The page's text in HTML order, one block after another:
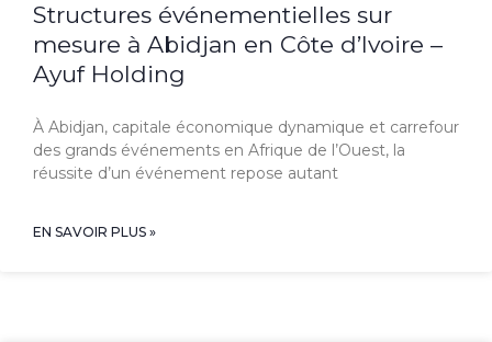
Structures événementielles sur
mesure à Abidjan en Côte d’Ivoire –
Ayuf Holding
À Abidjan, capitale économique dynamique et carrefour
des grands événements en Afrique de l’Ouest, la
réussite d’un événement repose autant
EN SAVOIR PLUS »